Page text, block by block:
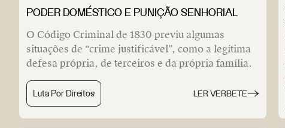
PODER DOMÉSTICO E PUNIÇÃO SENHORIAL
O Código Criminal de 1830 previu algumas
situações de “crime justificável”, como a legítima
defesa própria, de terceiros e da própria família.
Luta Por Direitos LER VERBETE